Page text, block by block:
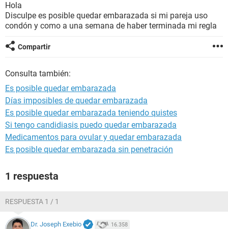
BIENESTAR
Hola
Disculpe es posible quedar embarazada si mi pareja uso
condón y como a una semana de haber terminada mi regla
Compartir
Consulta también:
Es posible quedar embarazada
Días imposibles de quedar embarazada
Es posible quedar embarazada teniendo quistes
Si tengo candidiasis puedo quedar embarazada
Medicamentos para ovular y quedar embarazada
Es posible quedar embarazada sin penetración
1 respuesta
RESPUESTA 1 / 1
Dr. Joseph Exebio 16.358